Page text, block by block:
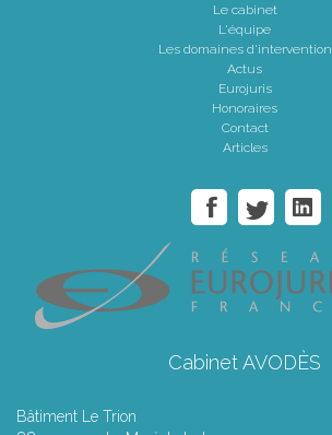
Le cabinet
L'équipe
Les domaines d'intervention
Actus
Eurojuris
Honoraires
Contact
Articles
Cabinet AVODÈS
Bâtiment Le Trion